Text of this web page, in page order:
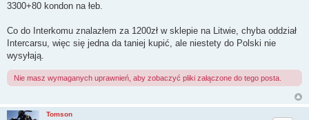
3300+80 kondon na łeb.
Co do Interkomu znalazłem za 1200zł w sklepie na Litwie, chyba oddział
Intercarsu, więc się jedna da taniej kupić, ale niestety do Polski nie
wysyłają.
Nie masz wymaganych uprawnień, aby zobaczyć pliki załączone do tego posta.
Tomson